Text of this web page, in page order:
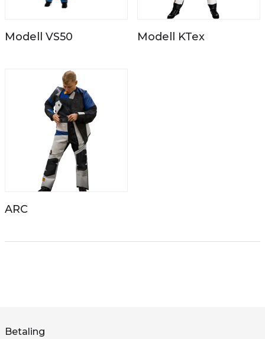
Modell VS50 Modell KTex
ARC
Betaling